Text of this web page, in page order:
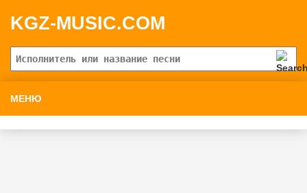
KGZ-MUSIC.COM
МЕНЮ